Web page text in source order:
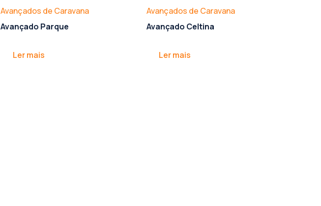
Avançados de Caravana
Avançado Parque
Ler mais
Avançados de Caravana
Avançado Celtina
Ler mais